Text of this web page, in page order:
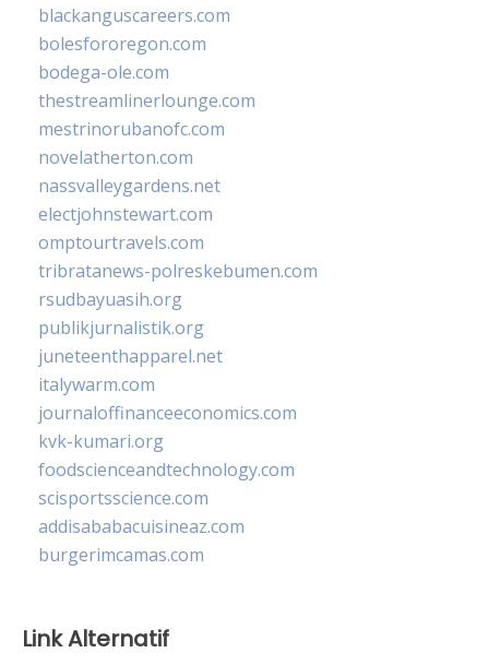
blackanguscareers.com
bolesfororegon.com
bodega-ole.com
thestreamlinerlounge.com
mestrinorubanofc.com
novelatherton.com
nassvalleygardens.net
electjohnstewart.com
omptourtravels.com
tribratanews-polreskebumen.com
rsudbayuasih.org
publikjurnalistik.org
juneteenthapparel.net
italywarm.com
journaloffinanceeconomics.com
kvk-kumari.org
foodscienceandtechnology.com
scisportsscience.com
addisababacuisineaz.com
burgerimcamas.com
Link Alternatif